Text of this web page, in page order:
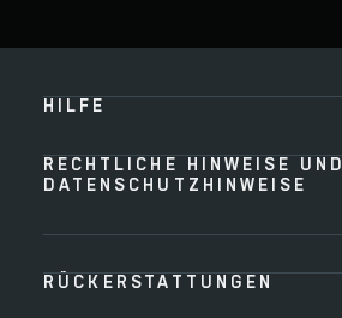
HILFE
RECHTLICHE HINWEISE UND
DATENSCHUTZHINWEISE
RÜCKERSTATTUNGEN